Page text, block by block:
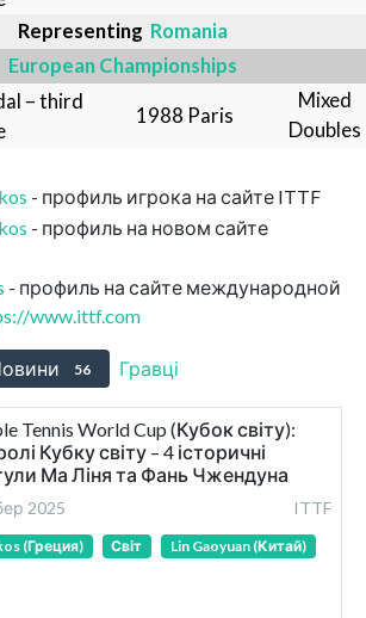
Representing Romania
European Championships
1988 Paris
Mixed
Doubles
- профиль игрока на сайте ITTF
- профиль на новом сайте
- профиль на сайте международной
www.ittf.com
56 Гравці
Tennis World Cup (Кубок світу):
Кубку світу – 4 історичні
Ма Ліня та Фань Чжендуна
2025 ITTF
(Греция) Світ
Lin Gaoyuan (Китай)